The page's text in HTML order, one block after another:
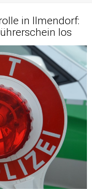
in Ilmendorf:
los